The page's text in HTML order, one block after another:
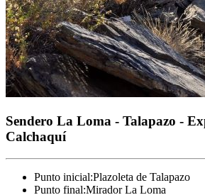
Sendero La Loma - Talapazo -
Calchaquí
Punto inicial:Plazoleta de Talapazo
Punto final:Mirador La Loma